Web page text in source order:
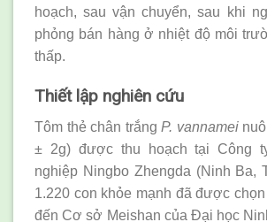
hoạch, sau vận chuyển, sau khi
phỏng bán hàng ở nhiệt độ môi
thấp.
Thiết lập nghiên cứu
Tôm thẻ chân trắngP. vannamei
± 2g) được thu hoạch tại Công
nghiệp Ningbo Zhengda (Ninh Ba,
1.220 con khỏe mạnh đã được
đến Cơ sở Meishan của Đại học